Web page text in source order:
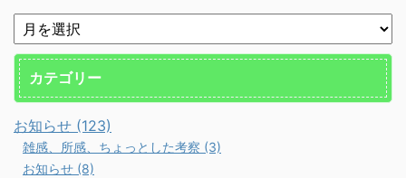
カテゴリー
お知らせ (123)
雑感、所感、ちょっとした考察 (3)
お知らせ (8)